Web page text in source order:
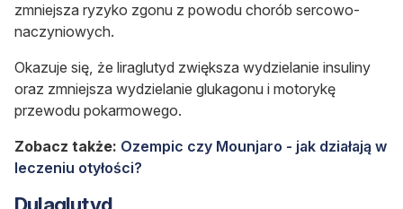
zmniejsza ryzyko zgonu z powodu chorób sercowo-
naczyniowych.
Okazuje się, że liraglutyd zwiększa wydzielanie insuliny
oraz zmniejsza wydzielanie glukagonu i motorykę
przewodu pokarmowego.
Zobacz także: Ozempic czy Mounjaro - jak działają w
leczeniu otyłości?